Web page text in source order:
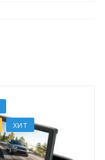
ХИТ